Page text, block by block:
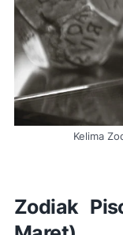
Kelima
Zodiak